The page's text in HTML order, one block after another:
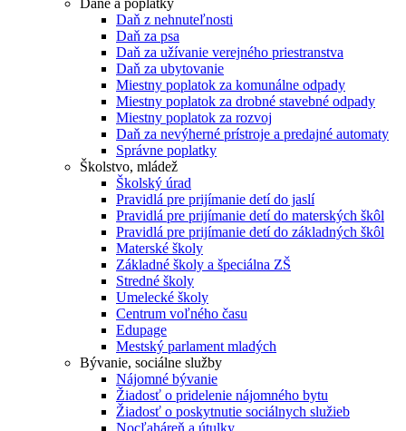
Dane a poplatky
Daň z nehnuteľnosti
Daň za psa
Daň za užívanie verejného priestranstva
Daň za ubytovanie
Miestny poplatok za komunálne odpady
Miestny poplatok za drobné stavebné odpady
Miestny poplatok za rozvoj
Daň za nevýherné prístroje a predajné automaty
Správne poplatky
Školstvo, mládež
Školský úrad
Pravidlá pre prijímanie detí do jaslí
Pravidlá pre prijímanie detí do materských škôl
Pravidlá pre prijímanie detí do základných škôl
Materské školy
Základné školy a špeciálna ZŠ
Stredné školy
Umelecké školy
Centrum voľného času
Edupage
Mestský parlament mladých
Bývanie, sociálne služby
Nájomné bývanie
Žiadosť o pridelenie nájomného bytu
Žiadosť o poskytnutie sociálnych služieb
Nocľaháreň a útulky